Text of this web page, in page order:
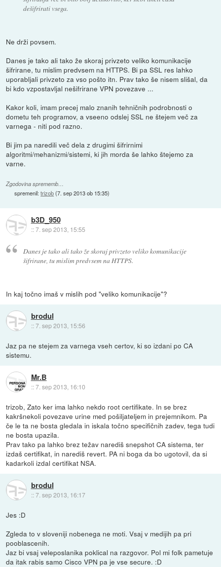
dešifrirati vsega.
Ne drži povsem.
Danes je tako ali tako že skoraj privzeto veliko komunikacije
šifrirane, tu mislim predvsem na HTTPS. Bi pa SSL res lahko
uporabljali privzeto za vso pošto itn. Prav tako še nisem slišal, da
bi kdo vzpostavljal nešifrirane VPN povezave ...
Kakor koli, imam precej malo znanih tehničnih podrobnosti o
dometu teh programov, a vseeno odslej SSL ne štejem več za
varnega - niti pod razno.
Bi jim pa naredili več dela z drugimi šifrirnimi
algoritmi/mehanizmi/sistemi, ki jih morda še lahko štejemo za
varne.
Zgodovina sprememb…
spremenil:trizob(7. sep 2013 ob 15:35)
b3D_950
::7. sep 2013, 15:55
Danes je tako ali tako že skoraj privzeto veliko komunikacije
šifrirane, tu mislim predvsem na HTTPS.
In kaj točno imaš v mislih pod "veliko komunikacije"?
brodul
::7. sep 2013, 15:56
Jaz pa ne stejem za varnega vseh certov, ki so izdani po CA
sistemu.
Mr.B
::7. sep 2013, 16:10
trizob, Zato ker ima lahko nekdo root certifikate. In se brez
kakršnekoli povezave urine med pošiljateljem in prejemnikom. Pa
če le ta ne bosta gledala in iskala točno specifičnih zadev, tega tudi
ne bosta upazila.
Prav tako pa lahko brez težav narediš snepshot CA sistema, ter
izdaš certifikat, in narediš revert. PA ni boga da bo ugotovil, da si
kadarkoli izdal certifikat NSA.
brodul
::7. sep 2013, 16:17
Jes :D
Zgleda to v sloveniji nobenega ne moti. Vsaj v medijih pa pri
pooblascenih.
Jaz bi vsaj veleposlanika poklical na razgovor. Pol mi folk pametuje
da itak rabis samo Cisco VPN pa je vse secure. :D